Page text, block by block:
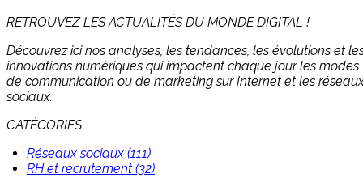
RETROUVEZ LES ACTUALITÉS DU MONDE DIGITAL !
Découvrez ici nos analyses, les tendances, les évolutions et
innovations numériques qui impactent chaque jour les modes
de communication ou de marketing sur Internet et les
sociaux.
CATÉGORIES
Réseaux sociaux (111)
RH et recrutement (32)